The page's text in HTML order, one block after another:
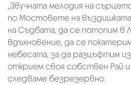
„Звучната мелодия на
по Мостовете на
на Съдбата, да се потопим в
вдъхновение, да се
небесата, за да разцъфтим
открием своя собствен Рай
следваме безрезервно.